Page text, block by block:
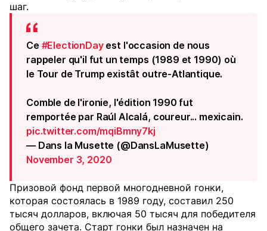
шаг.
Ce #ElectionDayest l'occasion de nous
rappeler qu'il fut un temps (1989 et 1990) où
le Tour de Trump existât outre-Atlantique.
Comble de l'ironie, l'édition 1990 fut
remportée par Raúl Alcalá, coureur... mexicain.
pic.twitter.com/mqiBmny7kj
— Dans la Musette (@DansLaMusette)
November 3, 2020
Призовой фонд первой многодневной гонки,
которая состоялась в 1989 году, составил 250
тысяч долларов, включая 50 тысяч для победителя
общего зачета. Старт гонки был назначен на